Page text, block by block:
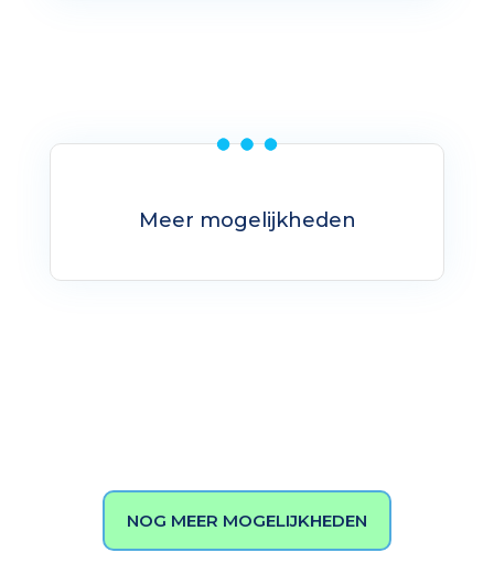
Meer mogelijkheden
NOG MEER MOGELIJKHEDEN